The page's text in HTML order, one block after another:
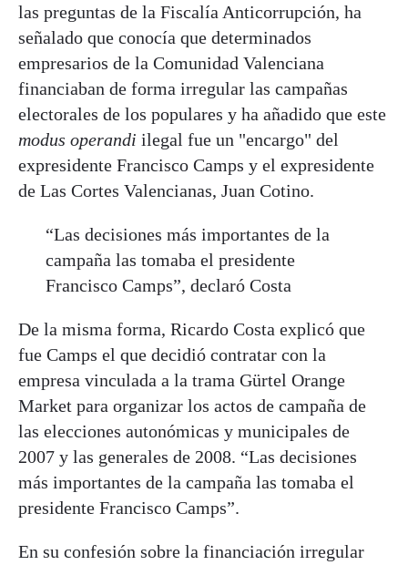
las preguntas de la Fiscalía Anticorrupción, ha
señalado que conocía que determinados
empresarios de la Comunidad Valenciana
financiaban de forma irregular las campañas
electorales de los populares y ha añadido que este
modus operandi ilegal fue un "encargo" del
expresidente Francisco Camps y el expresidente
de Las Cortes Valencianas, Juan Cotino.
“Las decisiones más importantes de la
campaña las tomaba el presidente
Francisco Camps”, declaró Costa
De la misma forma, Ricardo Costa explicó que
fue Camps el que decidió contratar con la
empresa vinculada a la trama Gürtel Orange
Market para organizar los actos de campaña de
las elecciones autonómicas y municipales de
2007 y las generales de 2008. “Las decisiones
más importantes de la campaña las tomaba el
presidente Francisco Camps”.
En su confesión sobre la financiación irregular